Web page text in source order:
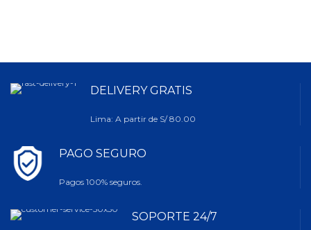
DELIVERY GRATIS
Lima: A partir de S/ 80.00
PAGO SEGURO
Pagos 100% seguros.
SOPORTE 24/7